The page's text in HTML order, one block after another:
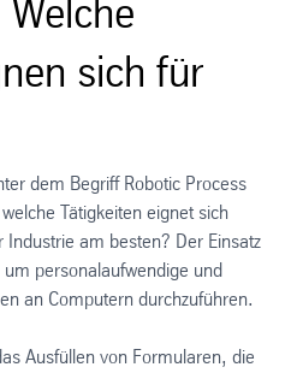
sich für
dem Begriff Robotic Process
Tätigkeiten eignet sich
am besten? Der Einsatz
personalaufwendige und
an Computern durchzuführen.
Ausfüllen von Formularen, die